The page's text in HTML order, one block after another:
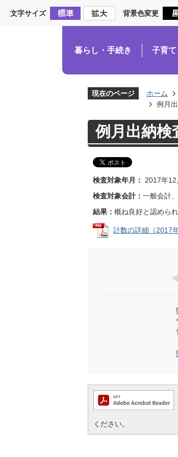
文字サイズ 背景色変更
暮らし・手続き 子育
現在のページ ホーム
例月
例月出納検
検査対象年月：
2017年12
検査対象会計： 一般会計
結果： 概ね良好と認められ
計数の詳細（2017
ください。